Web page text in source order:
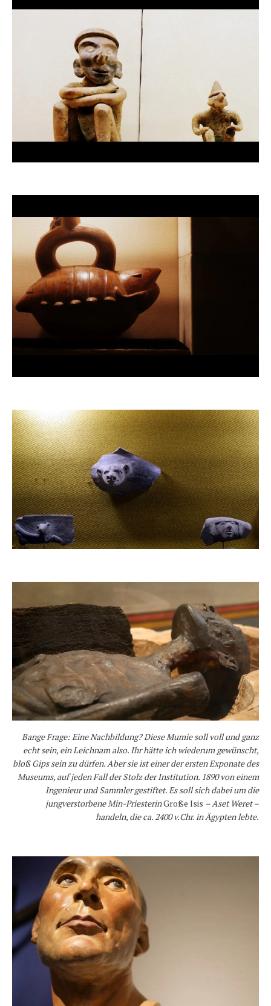
Bange Frage: Eine Nachbildung? Diese Mumie soll voll und ganz
echt sein, ein Leichnam also. Ihr hätte ich wiederum gewünscht,
bloß Gips sein zu dürfen. Aber sie ist einer der ersten Exponate des
Museums, auf jeden Fall der Stolz der Institution. 1890 von einem
Ingenieur und Sammler gestiftet. Es soll sich dabei um die
jungverstorbene Min-PriesterinGroße Isis – Aset Weret –
handeln, die ca. 2400 v.Chr. in Ägypten lebte.